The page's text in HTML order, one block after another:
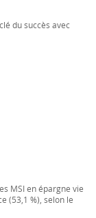
du succès avec
MSI en épargne vie
(53,1 %), selon le